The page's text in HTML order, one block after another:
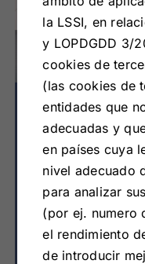
la LSSI, en
y LOPDGDD 3/
cookies de
(las cookies de
entidades que
adecuadas y
en países cuya
nivel adecuado
para analizar
(por ej. numero
el rendimiento
de introducir